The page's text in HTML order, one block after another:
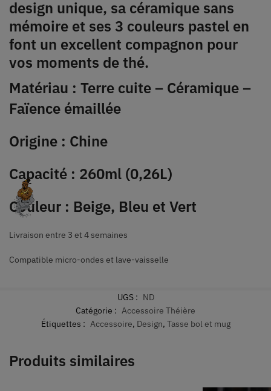
design unique, sa céramique sans
mémoire et ses 3 couleurs pastel en
font un excellent compagnon pour
vos moments de thé.
Matériau : Terre cuite – Céramique –
Faïence émaillée
Origine : Chine
Capacité : 260ml (0,26L)
Couleur : Beige, Bleu et Vert
Livraison entre 3 et 4 semaines
Compatible micro-ondes et lave-vaisselle
UGS : ND
Catégorie : Accessoire Théière
Étiquettes : Accessoire, Design, Tasse bol et mug
Produits similaires